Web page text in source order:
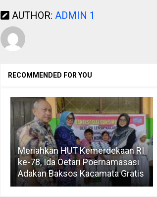
AUTHOR: ADMIN 1
RECOMMENDED FOR YOU
Meriahkan HUT Kemerdekaan RI
ke-78, Ida Oetari Poernamasasi
Adakan Baksos Kacamata Gratis